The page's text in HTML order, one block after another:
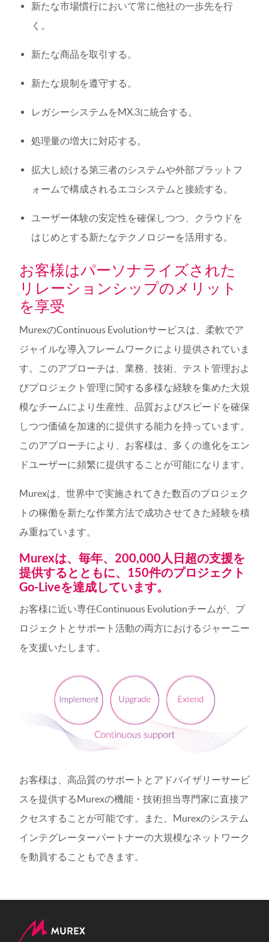
新たな市場慣行において常に他社の一歩先を行
く。
新たな商品を取引する。
新たな規制を遵守する。
レガシーシステムをMX.3に統合する。
処理量の増大に対応する。
拡大し続ける第三者のシステムや外部プラットフ
ォームで構成されるエコシステムと接続する。
ユーザー体験の安定性を確保しつつ、クラウドを
はじめとする新たなテクノロジーを活用する。
お客様はパーソナライズされた
リレーションシップのメリット
を享受
MurexのContinuous Evolutionサービスは、柔軟でア
ジャイルな導入フレームワークにより提供されていま
す。このアプローチは、業務、技術、テスト管理およ
びプロジェクト管理に関する多様な経験を集めた大規
模なチームにより生産性、品質およびスピードを確保
しつつ価値を加速的に提供する能力を持っています。
このアプローチにより、お客様は、多くの進化をエン
ドユーザーに頻繁に提供することが可能になります。
Murexは、世界中で実施されてきた数百のプロジェク
トの稼働を新たな作業方法で成功させてきた経験を積
み重ねています。
Murexは、毎年、200,000人日超の支援を
提供するとともに、150件のプロジェクト
Go-Liveを達成しています。
お客様に近い専任Continuous Evolutionチームが、プ
ロジェクトとサポート活動の両方におけるジャーニー
を支援いたします。
お客様は、高品質のサポートとアドバイザリーサービ
スを提供するMurexの機能・技術担当専門家に直接ア
クセスすることが可能です。また、Murexのシステム
インテグレーターパートナーの大規模なネットワーク
を動員することもできます。